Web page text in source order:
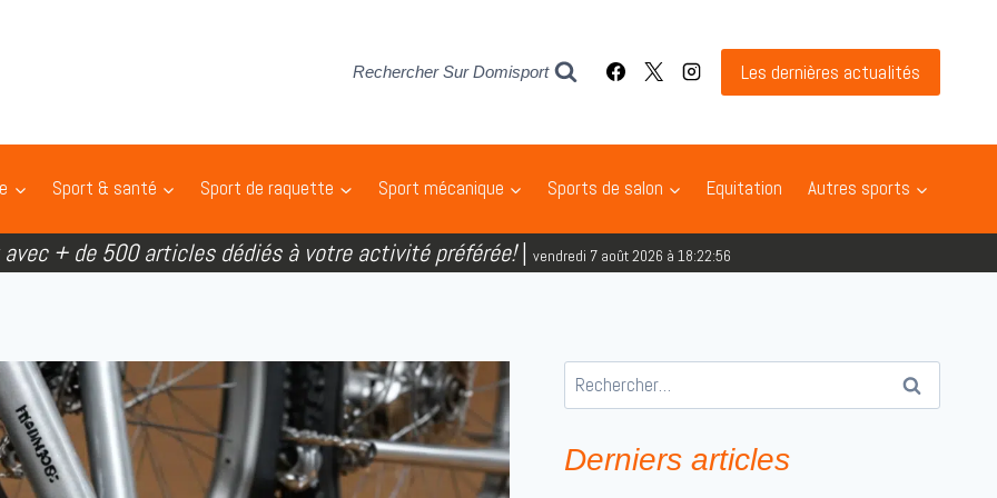
Rechercher Sur Domisport Les dernières actualités
Sport & santé Sport de raquette Sport mécanique Sports de salon Equitation Autres sports
+ de 500 articles dédiés à votre activité préférée!| vendredi 7 août 2026 à 18:22:58
Rechercher :
Derniers articles